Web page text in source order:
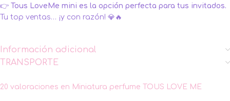
👉 Tous LoveMe mini es la opción perfecta para tus invitados.
Tu top ventas… ¡y con razón! 💎🔥
Información adicional
TRANSPORTE
20 valoraciones en Miniatura perfume TOUS LOVE ME